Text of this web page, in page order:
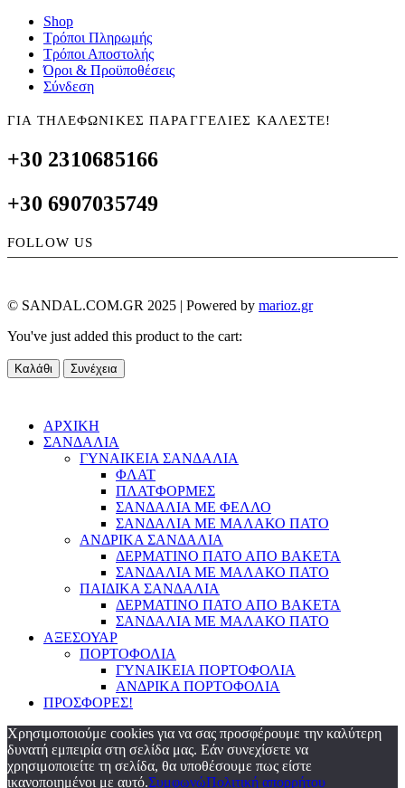
Shop
Τρόποι Πληρωμής
Τρόποι Αποστολής
Όροι & Προϋποθέσεις
Σύνδεση
ΓΙΑ ΤΗΛΕΦΩΝΙΚΕΣ ΠΑΡΑΓΓΕΛΙΕΣ ΚΑΛΕΣΤΕ!
+30 2310685166
+30 6907035749
FOLLOW US
© SANDAL.COM.GR 2025 | Powered by marioz.gr
You've just added this product to the cart:
Καλάθι Συνέχεια
ΑΡΧΙΚΗ
ΣΑΝΔΑΛΙΑ
ΓΥΝΑΙΚΕΙΑ ΣΑΝΔΑΛΙΑ
ΦΛΑΤ
ΠΛΑΤΦΟΡΜΕΣ
ΣΑΝΔΑΛΙΑ ΜΕ ΦΕΛΛΟ
ΣΑΝΔΑΛΙΑ ΜΕ ΜΑΛΑΚΟ ΠΑΤΟ
ΑΝΔΡΙΚΑ ΣΑΝΔΑΛΙΑ
ΔΕΡΜΑΤΙΝΟ ΠΑΤΟ ΑΠΟ ΒΑΚΕΤΑ
ΣΑΝΔΑΛΙΑ ΜΕ ΜΑΛΑΚΟ ΠΑΤΟ
ΠΑΙΔΙΚΑ ΣΑΝΔΑΛΙΑ
ΔΕΡΜΑΤΙΝΟ ΠΑΤΟ ΑΠΟ ΒΑΚΕΤΑ
ΣΑΝΔΑΛΙΑ ΜΕ ΜΑΛΑΚΟ ΠΑΤΟ
ΑΞΕΣΟΥΑΡ
ΠΟΡΤΟΦΟΛΙΑ
ΓΥΝΑΙΚΕΙΑ ΠΟΡΤΟΦΟΛΙΑ
ΑΝΔΡΙΚΑ ΠΟΡΤΟΦΟΛΙΑ
ΠΡΟΣΦΟΡΕΣ!
Χρησιμοποιούμε cookies για να σας προσφέρουμε την καλύτερη
δυνατή εμπειρία στη σελίδα μας. Εάν συνεχίσετε να
χρησιμοποιείτε τη σελίδα, θα υποθέσουμε πως είστε
ικανοποιημένοι με αυτό.ΣυμφωνώΠολιτική απορρήτου